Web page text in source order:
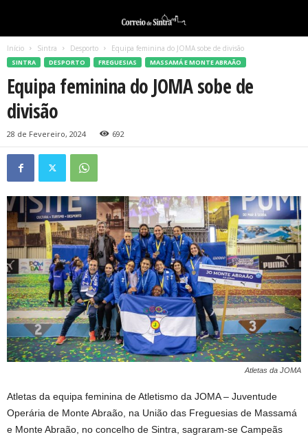
Início Sintra Desporto Equipa feminina do JOMA sobe de divisão
SINTRA DESPORTO FREGUESIAS MASSAMÁ E MONTE ABRAÃO
Equipa feminina do JOMA sobe de
divisão
28 de Fevereiro, 2024 692
Atletas da JOMA
Atletas da equipa feminina de Atletismo da JOMA – Juventude
Operária de Monte Abraão, na União das Freguesias de Massamá
e Monte Abraão, no concelho de Sintra, sagraram-se Campeãs